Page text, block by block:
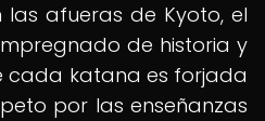
las afueras de Kyoto, el
de historia y
cada katana es forjada
por las enseñanzas